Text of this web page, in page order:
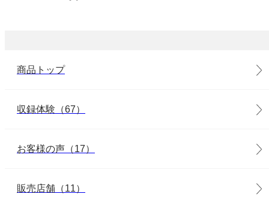
商品トップ
収録体験（67）
お客様の声（17）
販売店舗（11）